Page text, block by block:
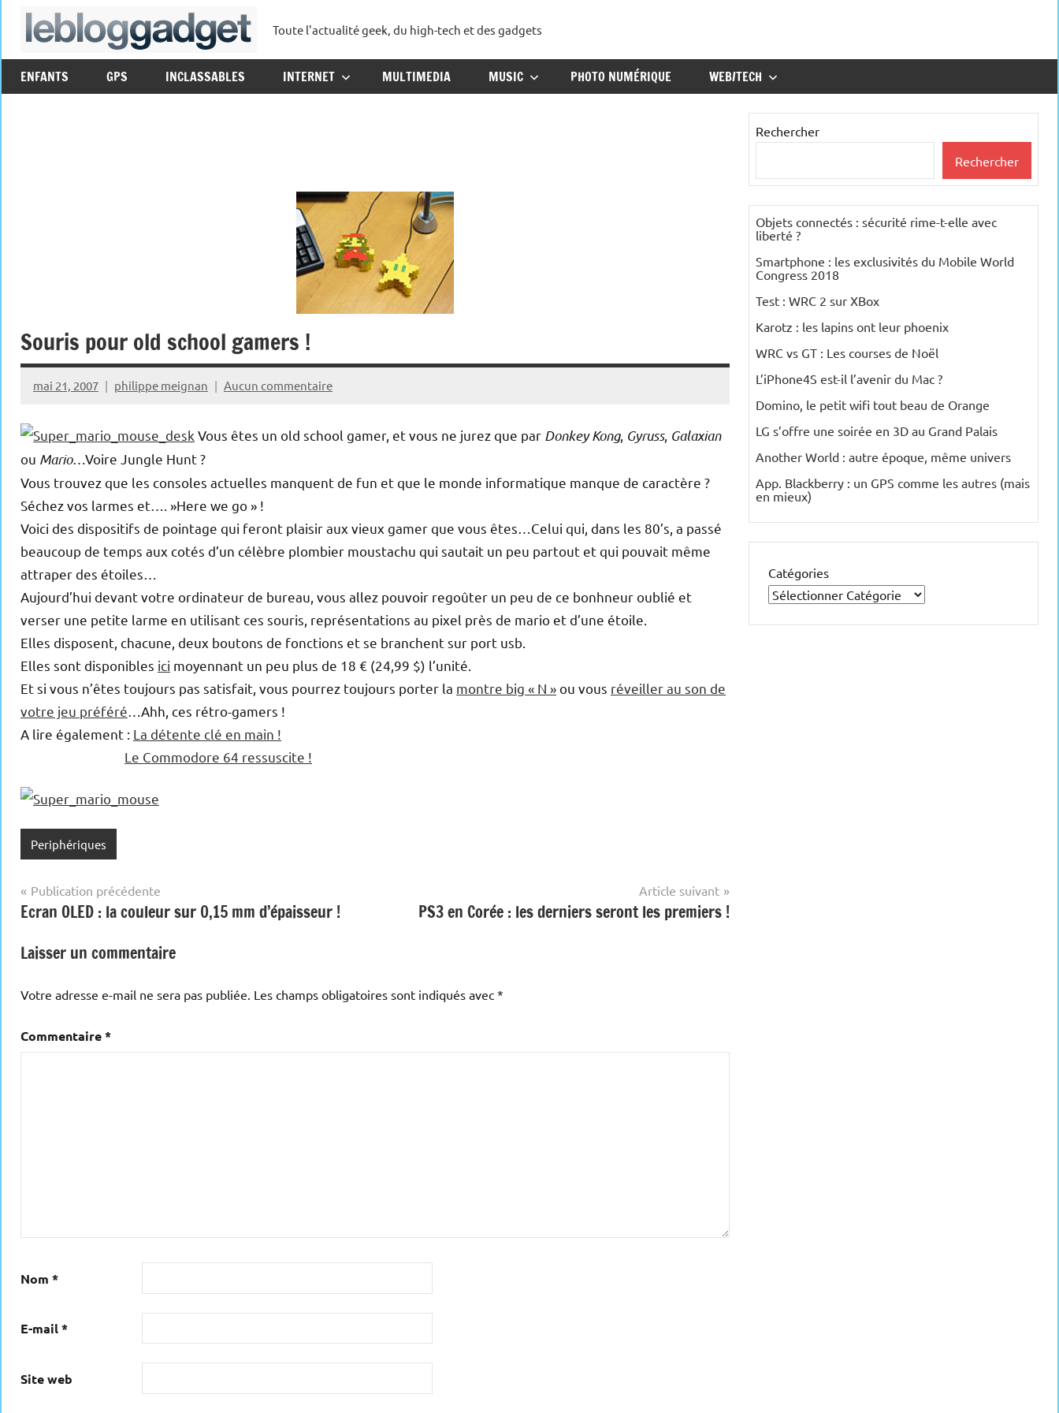
Aller
lebloggadget
Toute l'actualité geek, du high-tech et des gadgets
ENFANTS GPS INCLASSABLES INTERNET MULTIMEDIA MUSIC PHOTO NUMÉRIQUE WEB/TECH
Souris pour old school gamers !
mai 21, 2007 philippe meignan Aucun commentaire
Vous êtes un old school gamer, et vous ne jurez que par Donkey Kong, Gyruss, Galaxian
ou Mario…Voire Jungle Hunt ?
Vous trouvez que les consoles actuelles manquent de fun et que le monde informatique manque de caractère ?
Séchez vos larmes et…. »Here we go » !
Voici des dispositifs de pointage qui feront plaisir aux vieux gamer que vous êtes…Celui qui, dans les 80’s, a passé
beaucoup de temps aux cotés d’un célèbre plombier moustachu qui sautait un peu partout et qui pouvait même
attraper des étoiles…
Aujourd’hui devant votre ordinateur de bureau, vous allez pouvoir regoûter un peu de ce bonhneur oublié et
verser une petite larme en utilisant ces souris, représentations au pixel près de mario et d’une étoile.
Elles disposent, chacune, deux boutons de fonctions et se branchent sur port usb.
Elles sont disponibles ici moyennant un peu plus de 18 € (24,99 $) l’unité.
Et si vous n’êtes toujours pas satisfait, vous pourrez toujours porter la montre big « N »ou vous réveiller au son de
votre jeu préféré …Ahh, ces rétro-gamers !
A lire également : La détente clé en main !
Le Commodore 64 ressuscite !
Periphériques
Navigation
de
l’article
Publication précédente
Ecran OLED : la couleur sur 0,15 mm d’épaisseur !
Article suivant
PS3 en Corée : les derniers seront les premiers !
Laisser un commentaire
Votre adresse e-mail ne sera pas publiée. Les champs obligatoires sont indiqués avec *
Commentaire*
Nom *
E-mail*
Site web
Rechercher
Rechercher
Objets connectés : sécurité rime-t-elle avec
liberté ?
Smartphone : les exclusivités du Mobile World
Congress 2018
Test : WRC 2 sur XBox
Karotz : les lapins ont leur phoenix
WRC vs GT : Les courses de Noël
L’iPhone4S est-il l’avenir du Mac ?
Domino, le petit wifi tout beau de Orange
LG s’offre une soirée en 3D au Grand Palais
Another World : autre époque, même univers
App. Blackberry : un GPS comme les autres (mais
en mieux)
Catégories